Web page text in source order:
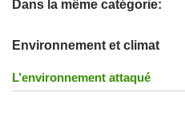
Dans la même catégorie:
Environnement et climat
L’environnement attaqué